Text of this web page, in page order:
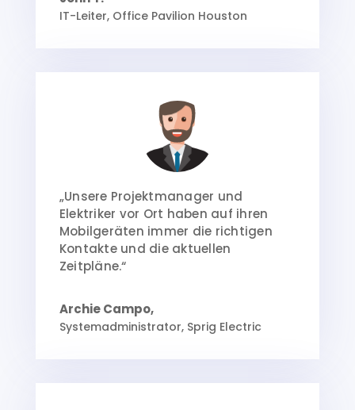
IT-Leiter, Office Pavilion Houston
„Unsere Projektmanager und
Elektriker vor Ort haben auf ihren
Mobilgeräten immer die richtigen
Kontakte und die aktuellen
Zeitpläne.“
Archie Campo,
Systemadministrator, Sprig Electric